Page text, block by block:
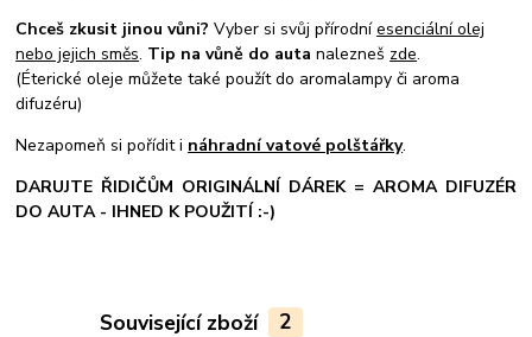
Chceš zkusit jinou vůni? Vyber si svůj přírodníesenciální olej
nebo jejich směs. Tip na vůně do autanalezneš zde.
(Éterické oleje můžete také použít do aromalampy či aroma
difuzéru)
Nezapomeň si pořídit i náhradní vatové polštářky.
DARUJTE ŘIDIČŮM ORIGINÁLNÍ DÁREK = AROMA DIFUZÉR
DO AUTA - IHNED K POUŽITÍ :-)
Související zboží 2